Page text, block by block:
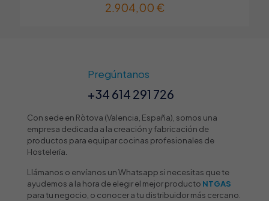
2.904,00 €
Pregúntanos
+34 614 291 726
Con sede en Ròtova (Valencia, España), somos una
empresa dedicada a la creación y fabricación de
productos para equipar cocinas profesionales de
Hostelería.
Llámanos o envíanos un Whatsapp si necesitas que te
ayudemos a la hora de elegir el mejor producto NTGAS
para tu negocio, o conocer a tu distribuidor más cercano.